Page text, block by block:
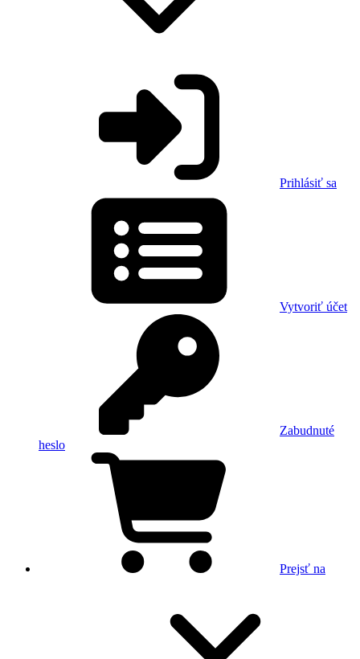
Prihlásiť sa
Vytvoriť účet
Zabudnuté
heslo
Prejsť na